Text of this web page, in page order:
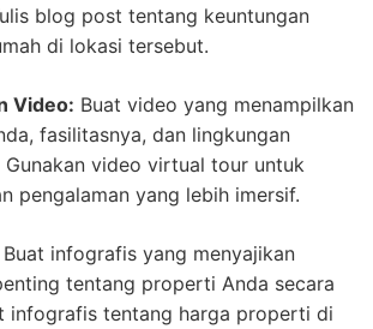
blog post tentang keuntungan
di lokasi tersebut.
Video: Buat video yang menampilkan
fasilitasnya, dan lingkungan
Gunakan video virtual tour untuk
pengalaman yang lebih imersif.
Buat infografis yang menyajikan
tentang properti Anda secara
infografis tentang harga properti di